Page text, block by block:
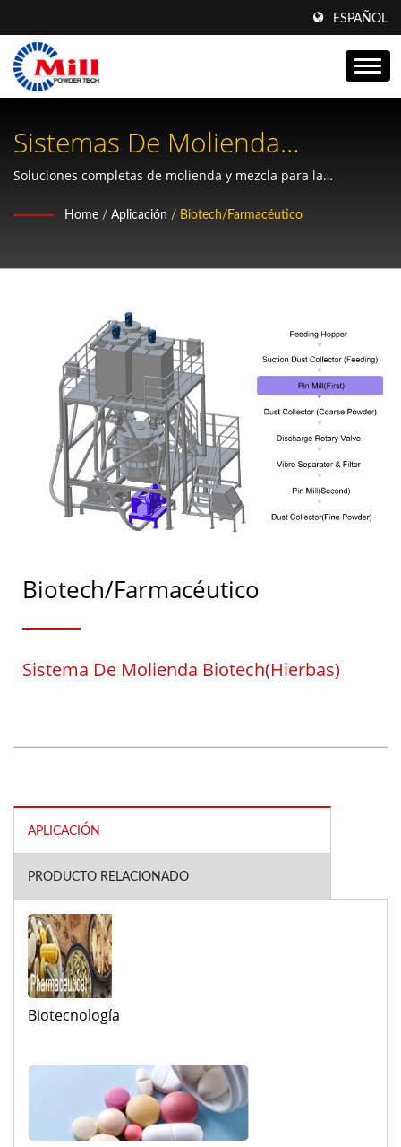
ESPAÑOL
Sistemas De Molienda
Biotecnológica Y Farmacéutica
Para El Procesamiento De
Soluciones completas de molienda y mezcla para la
medicina tradicional china, antibióticos y suplementos
Home / Aplicación / Biotech/Farmacéutico
Biotech/Farmacéutico
Sistema De Molienda Biotech(Hierbas)
APLICACIÓN
PRODUCTO RELACIONADO
Biotecnología